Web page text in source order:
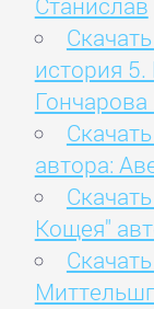
история 5.
Гончарова
автора:
Кощея"